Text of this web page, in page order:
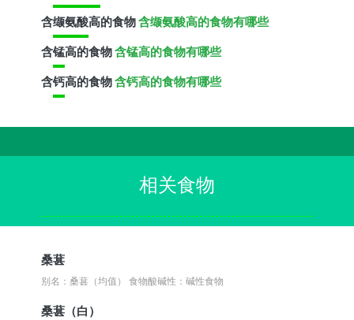
含缬氨酸高的食物含缬氨酸高的食物有哪些
含锰高的食物含锰高的食物有哪些
含钙高的食物含钙高的食物有哪些
相关食物
桑葚
别名：桑葚（均值）食物酸碱性：碱性食物
桑葚（白）